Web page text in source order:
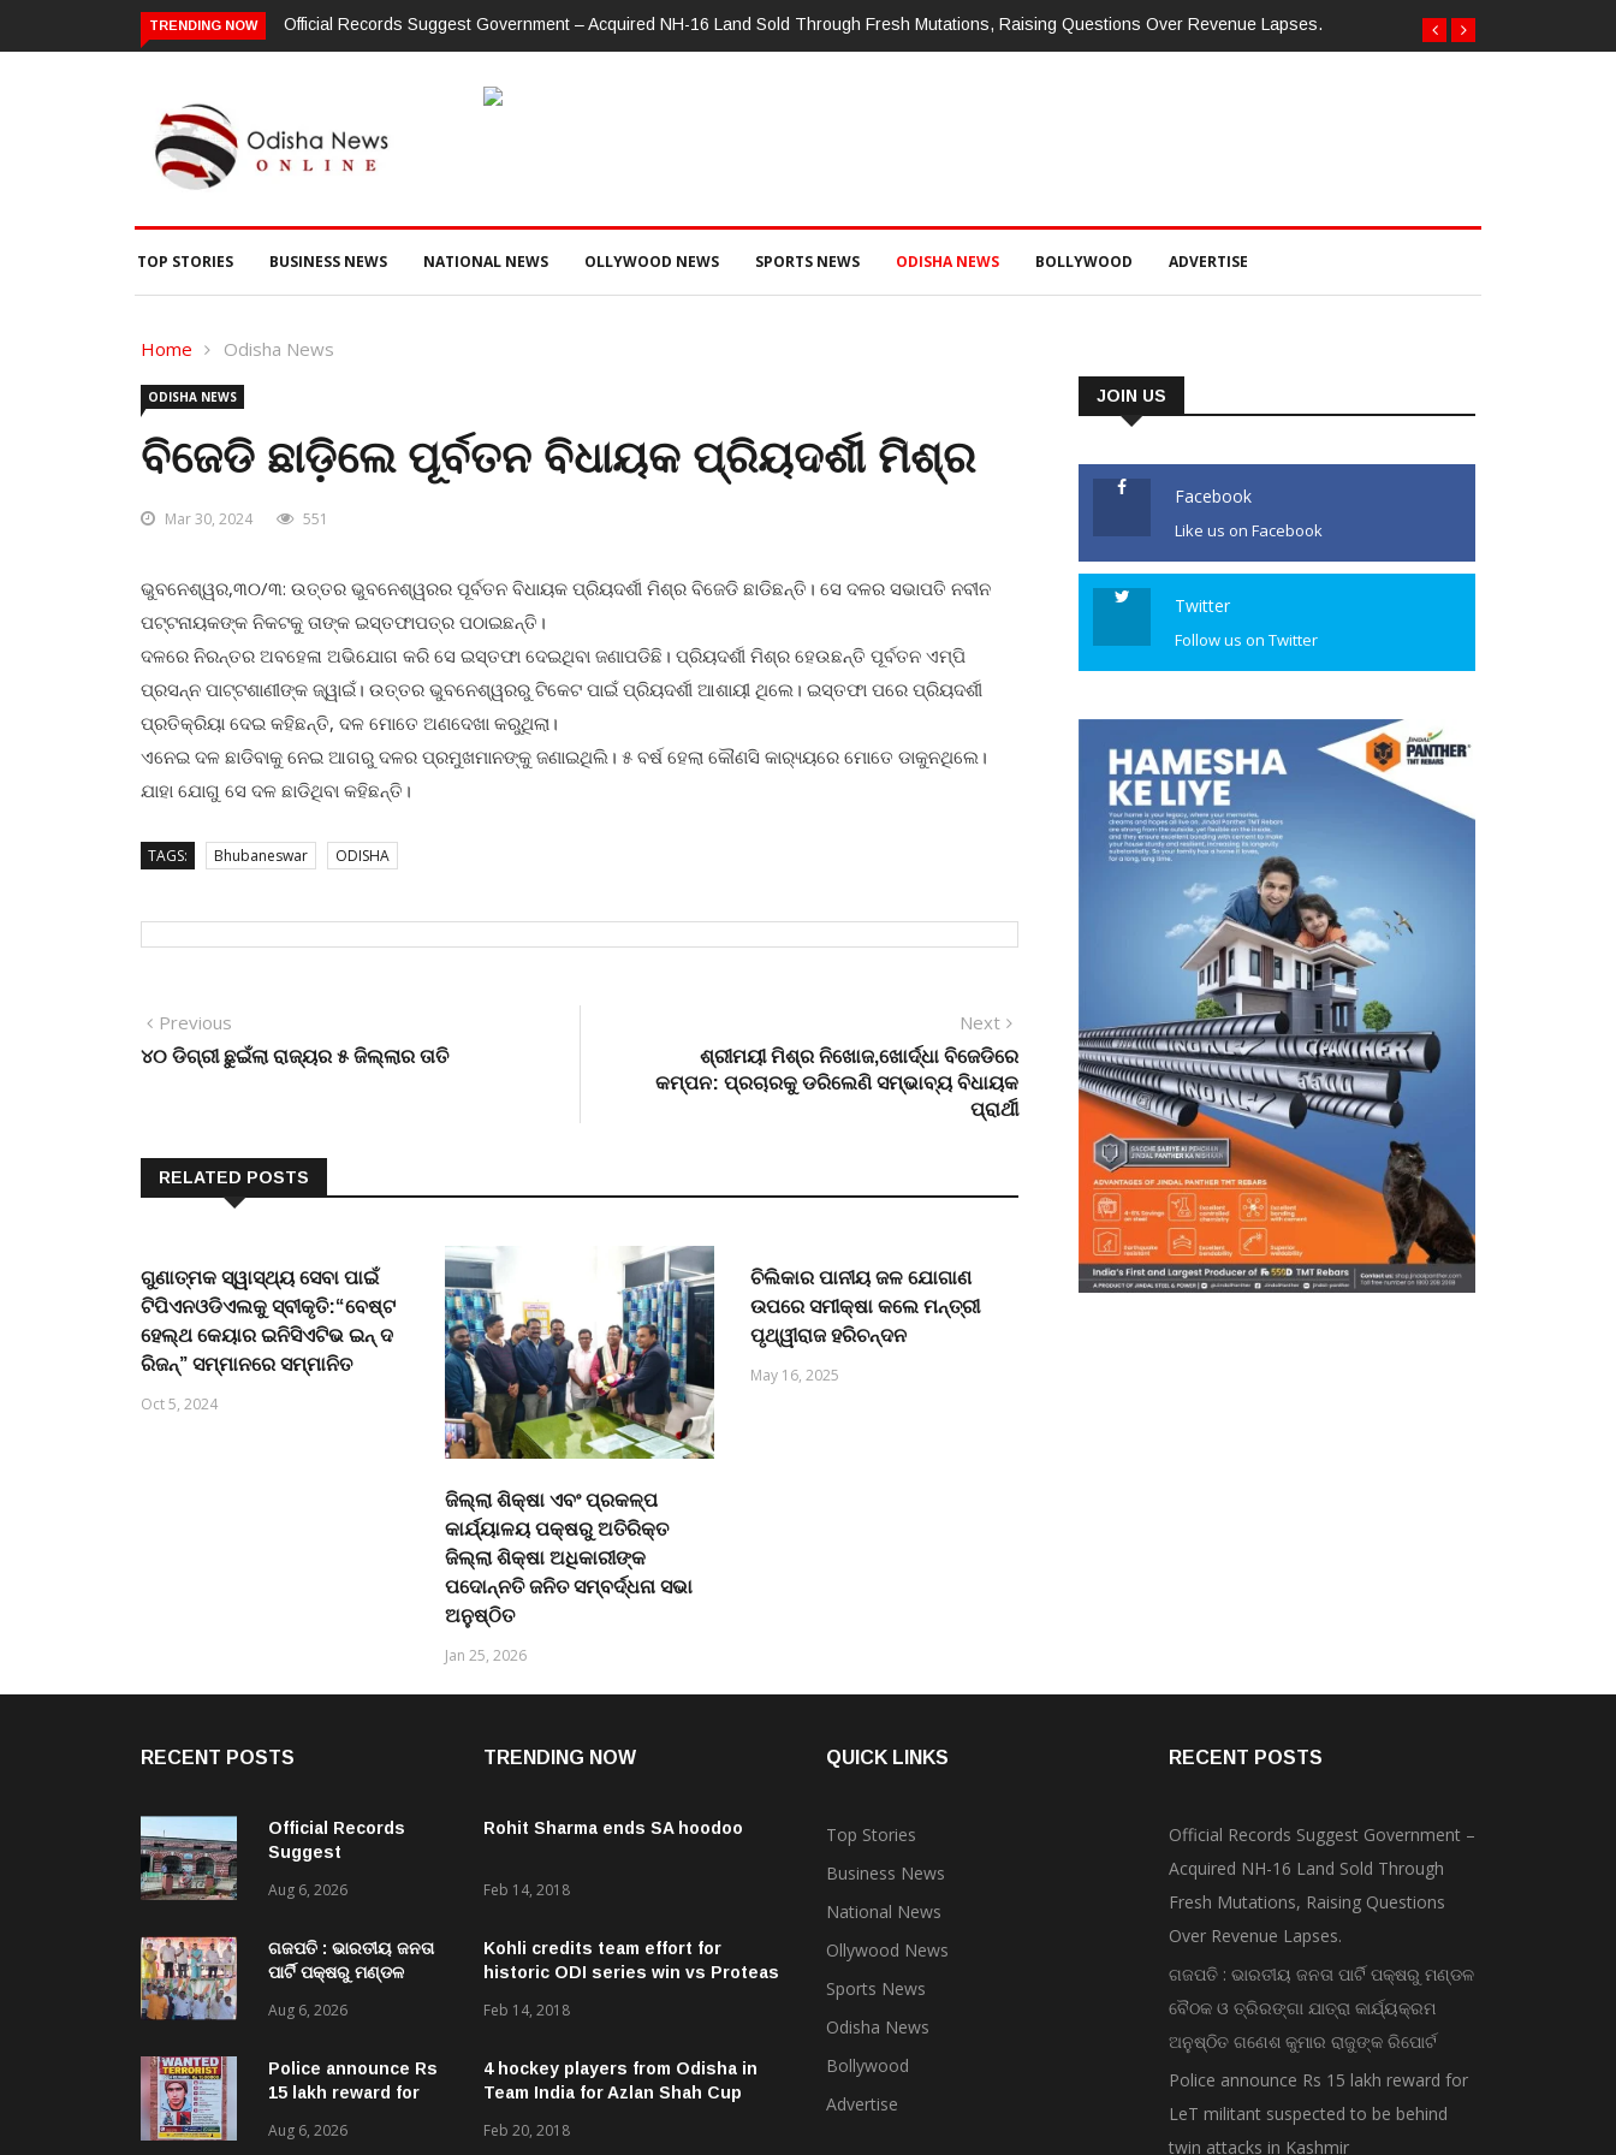
TRENDING NOW Official Records Suggest Government – Acquired NH-16 Land Sold Through Fresh Mutations, Raising Questions Over Revenue Lapses.
TOP STORIES BUSINESS NEWS NATIONAL NEWS OLLYWOOD NEWS SPORTS NEWS ODISHA NEWS BOLLYWOOD ADVERTISE
Home Odisha News
ODISHA NEWS
ବିଜେଡି ଛାଡ଼ିଲେ ପୂର୍ବତନ ବିଧାୟକ ପ୍ରିୟଦର୍ଶୀ ମିଶ୍ର
Mar 30, 2024 551
ଭୁବନେଶ୍ୱର,୩୦/୩: ଉତ୍ତର ଭୁବନେଶ୍ୱରର ପୂର୍ବତନ ବିଧାୟକ ପ୍ରିୟଦର୍ଶୀ ମିଶ୍ର ବିଜେଡି ଛାଡିଛନ୍ତି। ସେ ଦଳର ସଭାପତି ନବୀନ
ପଟ୍ଟନାୟକଙ୍କ ନିକଟକୁ ତାଙ୍କ ଇସ୍ତଫାପତ୍ର ପଠାଇଛନ୍ତି।
ଦଳରେ ନିରନ୍ତର ଅବହେଳା ଅଭିଯୋଗ କରି ସେ ଇସ୍ତଫା ଦେଇଥିବା ଜଣାପଡିଛି। ପ୍ରିୟଦର୍ଶୀ ମିଶ୍ର ହେଉଛନ୍ତି ପୂର୍ବତନ ଏମ୍ପି
ପ୍ରସନ୍ନ ପାଟ୍ଟଶାଣୀଙ୍କ ଜ୍ୱାଇଁ। ଉତ୍ତର ଭୁବନେଶ୍ୱରରୁ ଟିକେଟ ପାଇଁ ପ୍ରିୟଦର୍ଶୀ ଆଶାୟୀ ଥିଲେ। ଇସ୍ତଫା ପରେ ପ୍ରିୟଦର୍ଶୀ
ପ୍ରତିକ୍ରିୟା ଦେଇ କହିଛନ୍ତି, ଦଳ ମୋତେ ଅଣଦେଖା କରୁଥିଲା।
ଏନେଇ ଦଳ ଛାଡିବାକୁ ନେଇ ଆଗରୁ ଦଳର ପ୍ରମୁଖମାନଙ୍କୁ ଜଣାଇଥିଲି। ୫ ବର୍ଷ ହେଲା କୌଣସି କାର‌୍ୟ୍ୟରେ ମୋତେ ଡାକୁନଥିଲେ।
ଯାହା ଯୋଗୁ ସେ ଦଳ ଛାଡିଥିବା କହିଛନ୍ତି।
TAGS: Bhubaneswar ODISHA
Post
navigation
Previous
post:
୪୦ ଡିଗ୍ରୀ ଛୁଇଁଲା ରାଜ୍ୟର ୫ ଜିଲ୍ଲାର ତାତି
Next
post:
ଶ୍ରୀମୟୀ ମିଶ୍ର ନିଖୋଜ,ଖୋର୍ଦ୍ଧା ବିଜେଡିରେ
କମ୍ପନ: ପ୍ରଚାରକୁ ଡରିଲେଣି ସମ୍ଭାବ୍ୟ ବିଧାୟକ
ପ୍ରାର୍ଥୀ
RELATED POSTS
ଗୁଣାତ୍ମକ ସ୍ୱାସ୍ଥ୍ୟ ସେବା ପାଇଁ
ଟିପିଏନଓଡିଏଲକୁ ସ୍ବୀକୃତି:“ବେଷ୍ଟ
ହେଲ୍ଥ କେୟାର ଇନିସିଏଟିଭ ଇନ୍ ଦ
ରିଜନ୍” ସମ୍ମାନରେ ସମ୍ମାନିତ
Oct 5, 2024
ଜିଲ୍ଲା ଶିକ୍ଷା ଏବଂ ପ୍ରକଳ୍ପ
କାର୍ଯ୍ୟାଳୟ ପକ୍ଷରୁ ଅତିରିକ୍ତ
ଜିଲ୍ଲା ଶିକ୍ଷା ଅଧିକାରୀଙ୍କ
ପଦୋନ୍ନତି ଜନିତ ସମ୍ବର୍ଦ୍ଧନା ସଭା
ଅନୁଷ୍ଠିତ
Jan 25, 2026
ଚିଲିକାର ପାନୀୟ ଜଳ ଯୋଗାଣ
ଉପରେ ସମୀକ୍ଷା କଲେ ମନ୍ତ୍ରୀ
ପୃଥ୍ୱୀରାଜ ହରିଚନ୍ଦନ
May 16, 2025
JOIN US
Facebook
Like us on Facebook
Twitter
Follow us on Twitter
RECENT POSTS
Official Records
Suggest
Acquired NH-16 Land
Mutations, Raising
Questions Over
Aug 6, 2026
ଗଜପତି : ଭାରତୀୟ ଜନତା
ପାର୍ଟି ପକ୍ଷରୁ ମଣ୍ଡଳ
ଯାତ୍ରା କାର୍ଯ୍ୟକ୍ରମ
ରାଜୁଙ୍କ ରିପୋର୍ଟ
Aug 6, 2026
Police announce Rs
15 lakh reward for
suspected to be
Aug 6, 2026
TRENDING NOW
Rohit Sharma ends SA hoodoo
Feb 14, 2018
Kohli credits team effort for
historic ODI series win vs Proteas
Feb 14, 2018
4 hockey players from Odisha in
Team India for Azlan Shah Cup
Feb 20, 2018
QUICK LINKS
Top Stories
Business News
National News
Ollywood News
Sports News
Odisha News
Bollywood
Advertise
RECENT POSTS
Official Records Suggest Government –
Acquired NH-16 Land Sold Through
Fresh Mutations, Raising Questions
Over Revenue Lapses.
ଗଜପତି : ଭାରତୀୟ ଜନତା ପାର୍ଟି ପକ୍ଷରୁ ମଣ୍ଡଳ
ବୈଠକ ଓ ତ୍ରିରଙ୍ଗା ଯାତ୍ରା କାର୍ଯ୍ୟକ୍ରମ
ଅନୁଷ୍ଠିତ ଗଣେଶ କୁମାର ରାଜୁଙ୍କ ରିପୋର୍ଟ
Police announce Rs 15 lakh reward for
LeT militant suspected to be behind
twin attacks in Kashmir